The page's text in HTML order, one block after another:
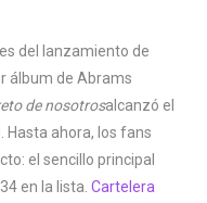
del lanzamiento de
álbum de Abrams
de nosotrosalcanzó el
. Hasta ahora, los fans
el sencillo principal
en la lista. Cartelera